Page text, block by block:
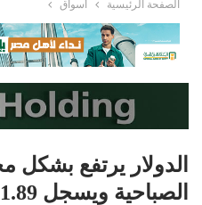
الصفحة الرئيسية أسواق
الدولار يرتفع بشكل
الصباحية ويسجل 51.89 جنيه